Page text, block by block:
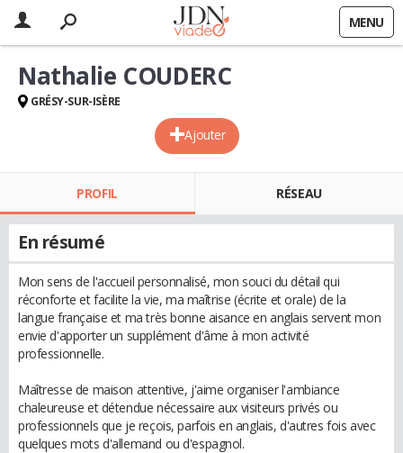
MENU
Ajouter
Nathalie COUDERC
GRÉSY-SUR-ISÈRE
PROFIL RÉSEAU
En résumé
Mon sens de l'accueil personnalisé, mon souci du détail qui
réconforte et facilite la vie, ma maîtrise (écrite et orale) de la
langue française et ma très bonne aisance en anglais servent mon
envie d'apporter un supplément d'âme à mon activité
professionnelle.
Maîtresse de maison attentive, j'aime organiser l'ambiance
chaleureuse et détendue nécessaire aux visiteurs privés ou
professionnels que je reçois, parfois en anglais, d'autres fois avec
quelques mots d'allemand ou d'espagnol.